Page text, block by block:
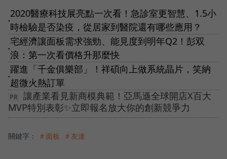
●
2020醫療科技展亮點一次看！急診室更智慧、1.5小
時檢驗是否染疫，從居家到醫院還有哪些應用？
●
宅經濟讓面板需求強勁、能見度到明年Q2！彭双
浪：第一次看價格升那麼快
●
躍進「千金俱樂部」！祥碩向上做系統晶片，笑納
超微火熱訂單
讓產業看見新商模典範！亞馬遜全球開店X百大
MVP特別表彰✨立即報名放大你的創新競爭力
關鍵字： ＃面板 ＃友達